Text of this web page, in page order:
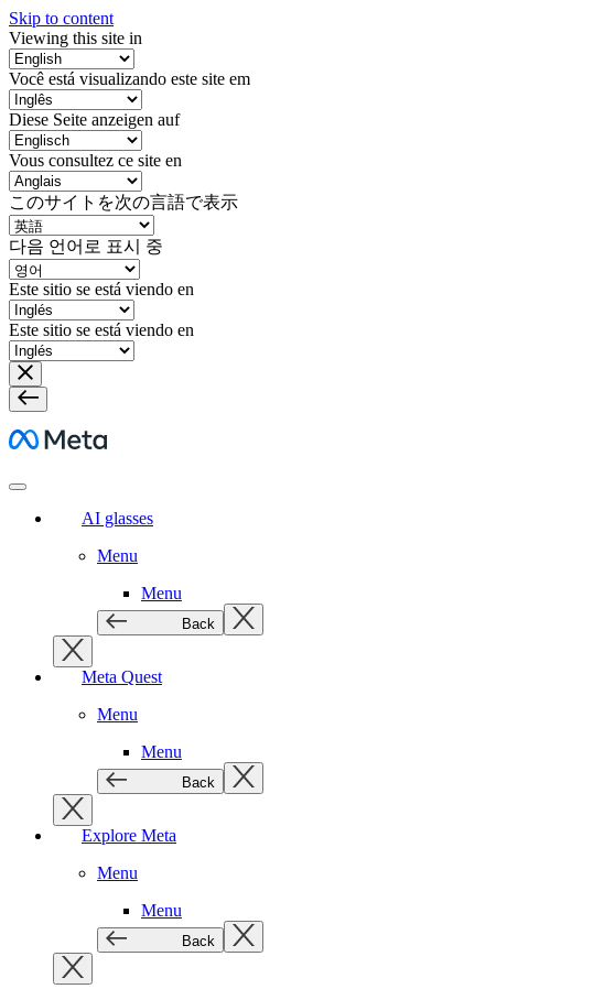
Skip to content
Viewing this site in
Você está visualizando este site em
Diese Seite anzeigen auf
Vous consultez ce site en
このサイトを次の言語で表示
다음 언어로 표시 중
Este sitio se está viendo en
Este sitio se está viendo en
Meta
AI glasses
Menu
Menu
Back
Meta Quest
Menu
Menu
Back
Explore Meta
Menu
Menu
Back